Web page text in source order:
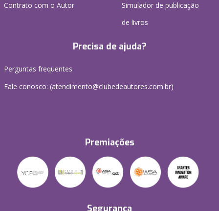
Contrato com o Autor
Simulador de publicação
de livros
Precisa de ajuda?
Perguntas frequentes
Fale conosco: (atendimento@clubedeautores.com.br)
Premiações
Segurança